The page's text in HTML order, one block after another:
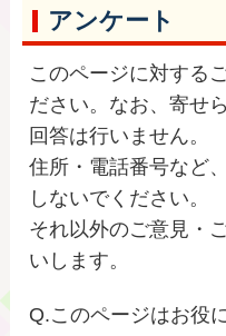
アンケート
このページに対する
ださい。なお、寄せ
回答は行いません。
住所・電話番号など
しないでください。
それ以外のご意見・
いします。
Q.このページはお役